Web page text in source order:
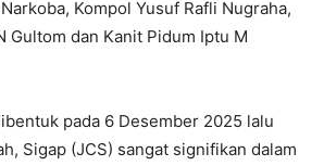
Kompol Yusuf Rafli Nugraha,
Gultom dan Kanit Pidum Iptu M
pada 6 Desember 2025 lalu
Sigap (JCS) sangat signifikan dalam